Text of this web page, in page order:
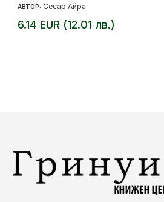
АВТОР: Сесар Айра
6.14 EUR (12.01 лв.)